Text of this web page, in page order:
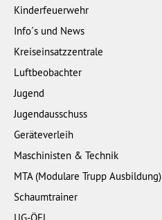
Kinderfeuerwehr
Info´s und News
Kreiseinsatzzentrale
Luftbeobachter
Jugend
Jugendausschuss
Geräteverleih
Maschinisten & Technik
MTA (Modulare Trupp Ausbildung)
Schaumtrainer